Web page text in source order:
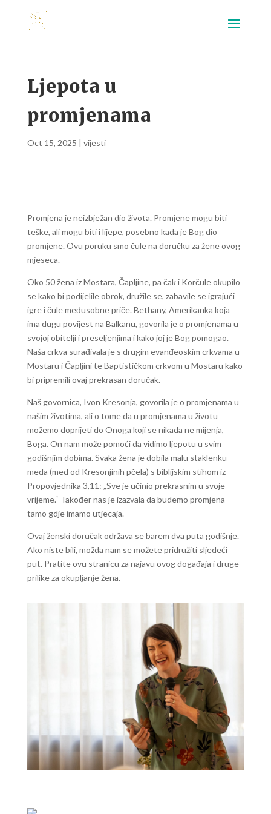
Ljepota u
promjenama
Oct 15, 2025 | vijesti
Promjena je neizbježan dio života. Promjene mogu biti
teške, ali mogu biti i lijepe, posebno kada je Bog dio
promjene. Ovu poruku smo čule na doručku za žene ovog
mjeseca.
Oko 50 žena iz Mostara, Čapljine, pa čak i Korčule okupilo
se kako bi podijelile obrok, družile se, zabavile se igrajući
igre i čule međusobne priče. Bethany, Amerikanka koja
ima dugu povijest na Balkanu, govorila je o promjenama u
svojoj obitelji i preseljenjima i kako joj je Bog pomogao.
Naša crkva surađivala je s drugim evanđeoskim crkvama u
Mostaru i Čapljini te Baptističkom crkvom u Mostaru kako
bi pripremili ovaj prekrasan doručak.
Naš govornica, Ivon Kresonja, govorila je o promjenama u
našim životima, ali o tome da u promjenama u životu
možemo doprijeti do Onoga koji se nikada ne mijenja,
Boga. On nam može pomoći da vidimo ljepotu u svim
godišnjim dobima. Svaka žena je dobila malu staklenku
meda (med od Kresonjinih pčela) s biblijskim stihom iz
Propovjednika 3,11: „Sve je učinio prekrasnim u svoje
vrijeme.“ Također nas je izazvala da budemo promjena
tamo gdje imamo utjecaja.
Ovaj ženski doručak održava se barem dva puta godišnje.
Ako niste bili, možda nam se možete pridružiti sljedeći
put. Pratite ovu stranicu za najavu ovog događaja i druge
prilike za okupljanje žena.